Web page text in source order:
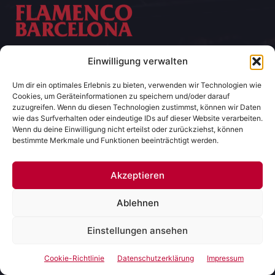
Einwilligung verwalten
Um dir ein optimales Erlebnis zu bieten, verwenden wir Technologien wie
Cookies, um Geräteinformationen zu speichern und/oder darauf
zuzugreifen. Wenn du diesen Technologien zustimmst, können wir Daten
wie das Surfverhalten oder eindeutige IDs auf dieser Website verarbeiten.
Wenn du deine Einwilligung nicht erteilst oder zurückziehst, können
bestimmte Merkmale und Funktionen beeinträchtigt werden.
Akzeptieren
Ablehnen
Einstellungen ansehen
Cookie-Richtlinie Datenschutzerklärung Impressum
Tickets für Flamenco Shows in Barcelona.
Dieses Portal agiert als spezialisiertes
Informationsmedium und ist bewusst nicht an
einzelne Veranstalter gebunden. Unsere
redaktionelle Unabhängigkeit garantiert Ihnen eine
objektive und transparente Marktanalyse der
Flamenco-Szene in Barcelona.
Theater City Hall
Tablao Cordobés